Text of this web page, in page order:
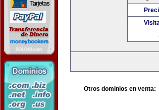
Otros dominios en venta: